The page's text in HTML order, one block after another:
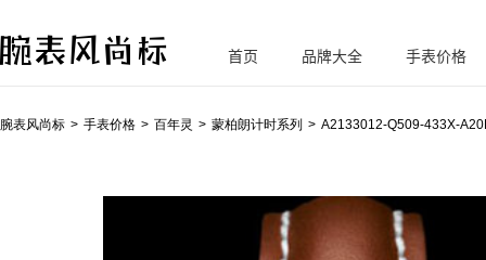
腕
首页 品牌大全 手表价格
腕表风尚标 手表价格 百年灵 蒙柏朗计时系列 A2133012-Q509-433X-